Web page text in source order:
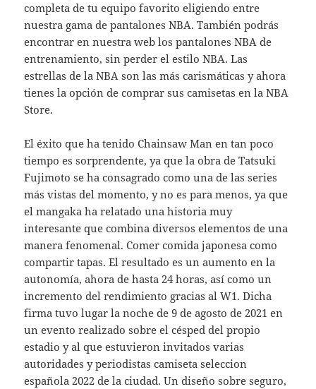
completa de tu equipo favorito eligiendo entre
nuestra gama de pantalones NBA. También podrás
encontrar en nuestra web los pantalones NBA de
entrenamiento, sin perder el estilo NBA. Las
estrellas de la NBA son las más carismáticas y ahora
tienes la opción de comprar sus camisetas en la NBA
Store.
El éxito que ha tenido Chainsaw Man en tan poco
tiempo es sorprendente, ya que la obra de Tatsuki
Fujimoto se ha consagrado como una de las series
más vistas del momento, y no es para menos, ya que
el mangaka ha relatado una historia muy
interesante que combina diversos elementos de una
manera fenomenal. Comer comida japonesa como
compartir tapas. El resultado es un aumento en la
autonomía, ahora de hasta 24 horas, así como un
incremento del rendimiento gracias al W1. Dicha
firma tuvo lugar la noche de 9 de agosto de 2021 en
un evento realizado sobre el césped del propio
estadio y al que estuvieron invitados varias
autoridades y periodistas camiseta seleccion
española 2022 de la ciudad. Un diseño sobre seguro,